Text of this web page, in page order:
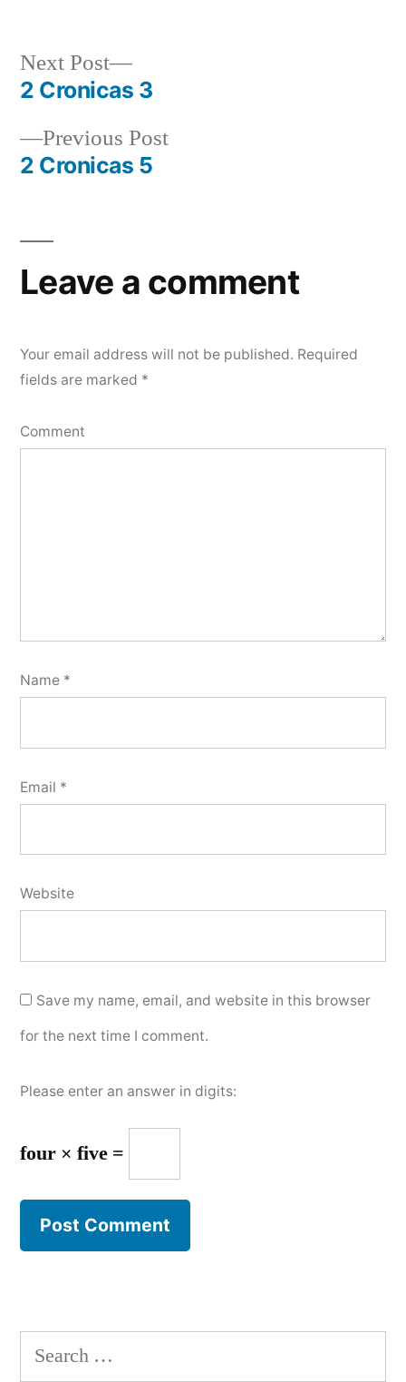
Post
navigation
Previous PostPrevious
2 Cronicas 5
Next Post
Next
post:
2 Cronicas 3
Leave a comment
Your email address will not be published. Required
fields are marked *
Comment
Name *
Email *
Website
Save my name, email, and website in this browser
for the next time I comment.
Please enter an answer in digits:
four × five =
Search